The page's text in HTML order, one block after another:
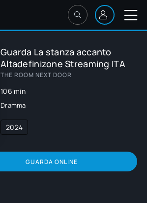
Guarda La stanza accanto
Altadefinizone Streaming ITA
THE ROOM NEXT DOOR
106 min
Dramma
2024
GUARDA ONLINE